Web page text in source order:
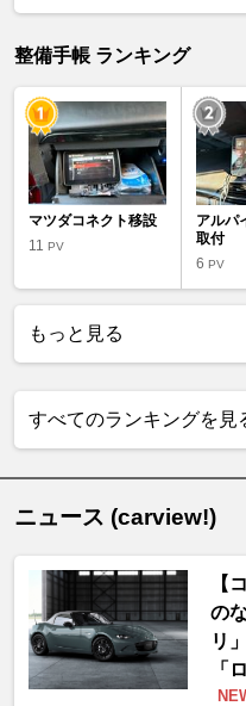
整備手帳 ランキング
マツダコネクト移設
11 PV
アルパ
取付
6PV
もっと見る
すべてのランキングを見
ニュース (carview!)
【
の
リ
「